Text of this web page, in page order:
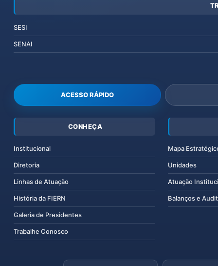
SESI
SENAI
ACESSO RÁPIDO
CONHEÇA
Institucional
Diretoria
Linhas de Atuação
História da FIERN
Galeria de Presidentes
Trabalhe Conosco
Mapa
Unidades
Atuação
Balanços e